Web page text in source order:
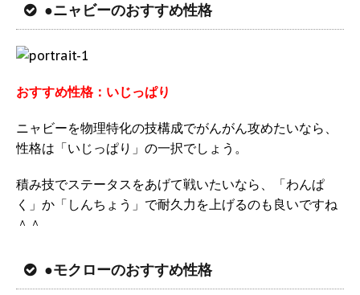
●ニャビーのおすすめ性格
おすすめ性格：いじっぱり
ニャビーを物理特化の技構成でがんがん攻めたいなら、
性格は「いじっぱり」の一択でしょう。
積み技でステータスをあげて戦いたいなら、「わんぱ
く」か「しんちょう」で耐久力を上げるのも良いですね
＾＾
●モクローのおすすめ性格